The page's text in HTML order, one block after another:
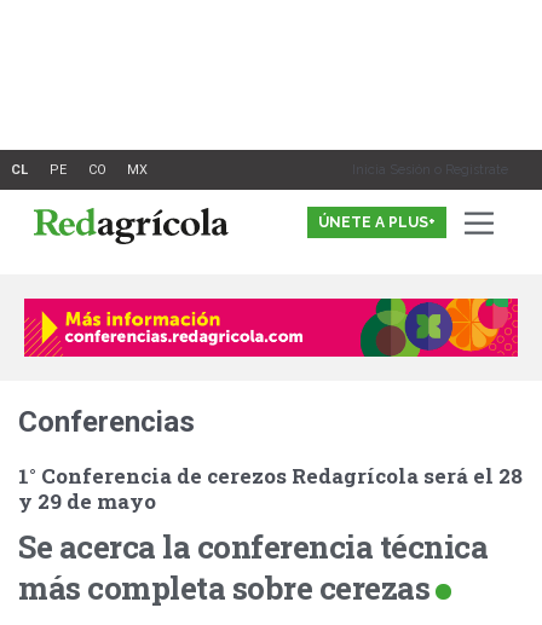
Inicia Sesión o Registrate
ÚNETE A PLUS+
Conferencias
1° Conferencia de cerezos Redagrícola será el 28
y 29 de mayo
Se acerca la conferencia técnica
más completa sobre cerezas